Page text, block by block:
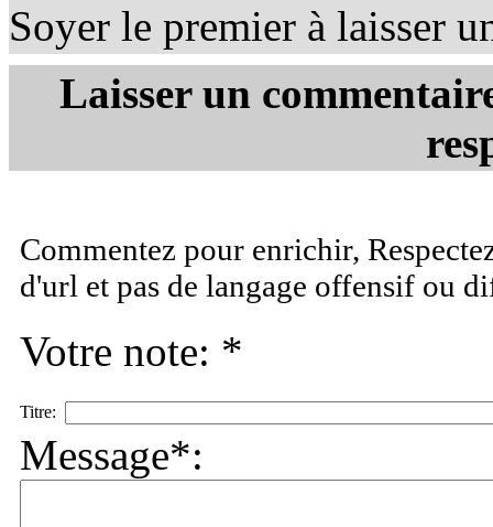
Soyer le premier à laisser
Laisser un
Commentez pour enrichir,
d'url et pas de langage offensif ou
Votre note: *
Titre:
Message*: